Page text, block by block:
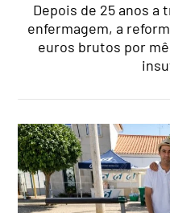
Depois de 25 anos a
enfermagem, a
euros brutos por